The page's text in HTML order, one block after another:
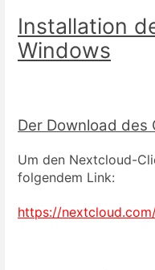
Installation
Windows
Der Download des
Um den Nextcloud-
folgendem Link:
https://